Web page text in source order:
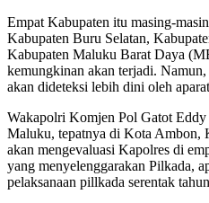
Empat Kabupaten itu masing-
Kabupaten Buru Selatan,
Kabupaten Maluku Barat Daya
kemungkinan akan terjadi.
akan dideteksi lebih dini oleh
Wakapolri Komjen Pol Gatot
Maluku, tepatnya di Kota Ambon,
akan mengevaluasi Kapolres di
yang menyelenggarakan Pilkada,
pelaksanaan pillkada serentak